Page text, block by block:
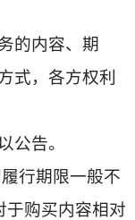
的内容、期
式，各方权利
告。
行期限一般不
于购买内容相对